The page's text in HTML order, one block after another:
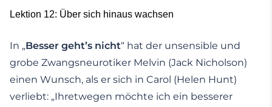
Lektion 12: Über sich hinaus wachsen
In „Besser geht’s nicht“ hat der unsensible und
grobe Zwangsneurotiker Melvin (Jack Nicholson)
einen Wunsch, als er sich in Carol (Helen Hunt)
verliebt: „Ihretwegen möchte ich ein besserer